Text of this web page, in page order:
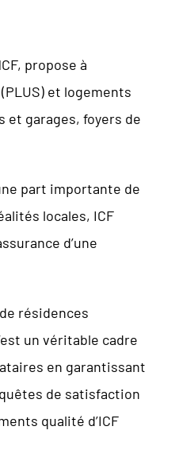
propose à
et logements
et garages, foyers de
part importante de
locales, ICF
d’une
résidences
un véritable cadre
en garantissant
de satisfaction
qualité d’ICF